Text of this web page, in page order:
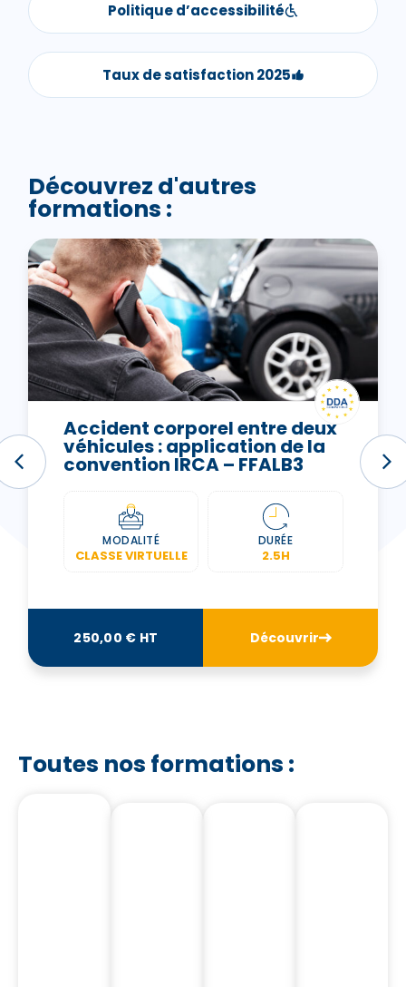
Politique d’accessibilité
Taux de satisfaction 2025
Découvrez d'autres
formations :
Accident corporel entre deux
véhicules : application de la
convention IRCA – FFALB3
MODALITÉ
CLASSE VIRTUELLE
DURÉE
2.5H
250,00 € HT Découvrir
Toutes nos formations :